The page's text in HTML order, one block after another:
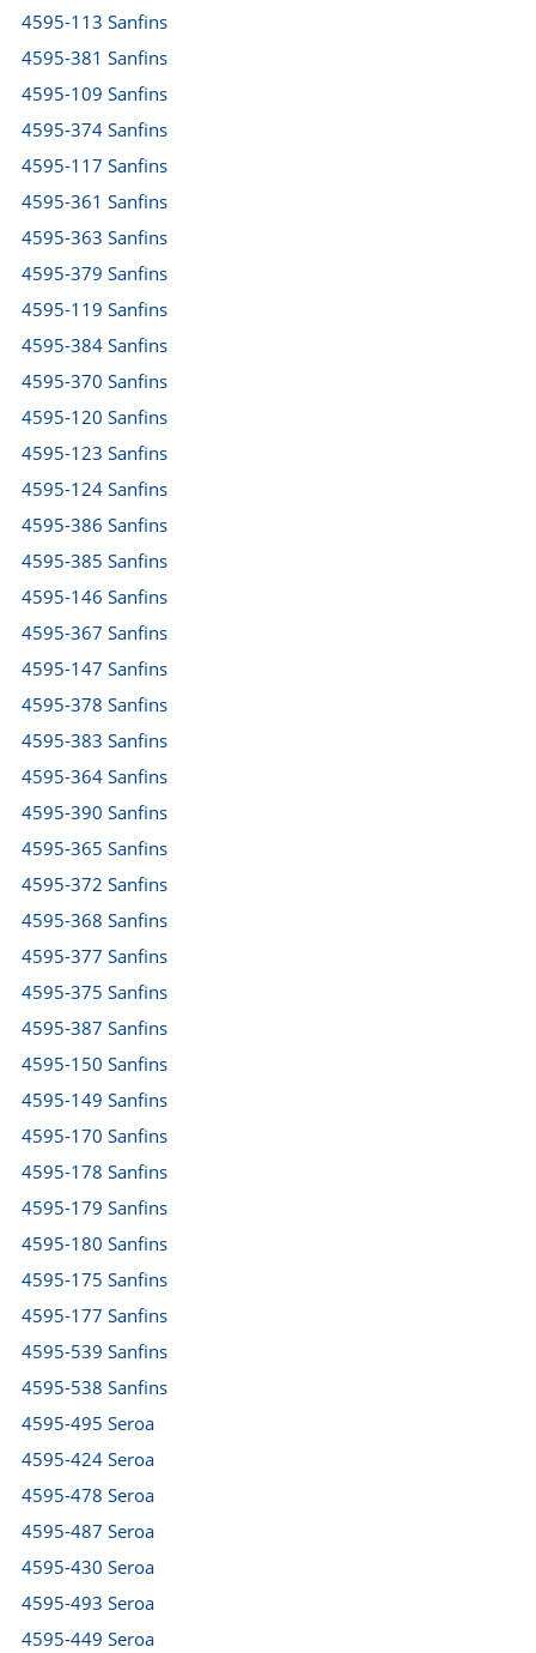
4595-113 Sanfins
4595-381 Sanfins
4595-109 Sanfins
4595-374 Sanfins
4595-117 Sanfins
4595-361 Sanfins
4595-363 Sanfins
4595-379 Sanfins
4595-119 Sanfins
4595-384 Sanfins
4595-370 Sanfins
4595-120 Sanfins
4595-123 Sanfins
4595-124 Sanfins
4595-386 Sanfins
4595-385 Sanfins
4595-146 Sanfins
4595-367 Sanfins
4595-147 Sanfins
4595-378 Sanfins
4595-383 Sanfins
4595-364 Sanfins
4595-390 Sanfins
4595-365 Sanfins
4595-372 Sanfins
4595-368 Sanfins
4595-377 Sanfins
4595-375 Sanfins
4595-387 Sanfins
4595-150 Sanfins
4595-149 Sanfins
4595-170 Sanfins
4595-178 Sanfins
4595-179 Sanfins
4595-180 Sanfins
4595-175 Sanfins
4595-177 Sanfins
4595-539 Sanfins
4595-538 Sanfins
4595-495 Seroa
4595-424 Seroa
4595-478 Seroa
4595-487 Seroa
4595-430 Seroa
4595-493 Seroa
4595-449 Seroa